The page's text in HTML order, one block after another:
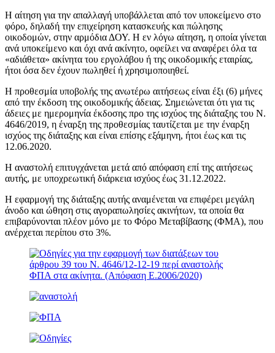
Η αίτηση για την απαλλαγή υποβάλλεται από τον υποκείμενο στο
φόρο, δηλαδή την επιχείρηση κατασκευής και πώλησης
οικοδομών, στην αρμόδια ΔΟΥ. Η εν λόγω αίτηση, η οποία γίνεται
ανά υποκείμενο και όχι ανά ακίνητο, οφείλει να αναφέρει όλα τα
«αδιάθετα» ακίνητα του εργολάβου ή της οικοδομικής εταιρίας,
ήτοι όσα δεν έχουν πωληθεί ή χρησιμοποιηθεί.
Η προθεσμία υποβολής της ανωτέρω αιτήσεως είναι έξι (6) μήνες
από την έκδοση της οικοδομικής άδειας. Σημειώνεται ότι για τις
άδειες με ημερομηνία έκδοσης προ της ισχύος της διάταξης του Ν.
4646/2019, η έναρξη της προθεσμίας ταυτίζεται με την έναρξη
ισχύος της διάταξης και είναι επίσης εξάμηνη, ήτοι έως και τις
12.06.2020.
Η αναστολή επιτυγχάνεται μετά από απόφαση επί της αιτήσεως
αυτής, με υποχρεωτική διάρκεια ισχύος έως 31.12.2022.
Η εφαρμογή της διάταξης αυτής αναμένεται να επιφέρει μεγάλη
άνοδο και ώθηση στις αγοραπωλησίες ακινήτων, τα οποία θα
επιβαρύνονται πλέον μόνο με το Φόρο Μεταβίβασης (ΦΜΑ), που
ανέρχεται περίπου στο 3%.